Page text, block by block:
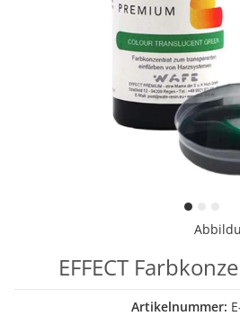
EFFECT
Artikelnummer: